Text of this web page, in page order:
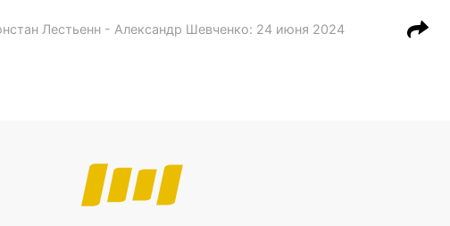
Лестьенн - Александр Шевченко: 24 июня 2024